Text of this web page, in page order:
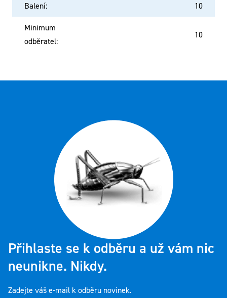
Balení: 10
Minimum
odběratel:
10
Přihlaste se k odběru a už vám nic
neunikne. Nikdy.
Zadejte váš e-mail k odběru novinek.